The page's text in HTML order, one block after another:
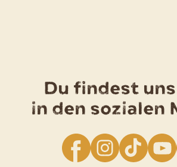
Du findest
in den sozialen
facebookInstagram
TikTok